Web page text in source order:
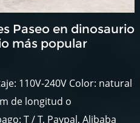
Paseo en dinosaurio
más popular
110V-240V Color: natural
de longitud o
T / T, Paypal, Alibaba